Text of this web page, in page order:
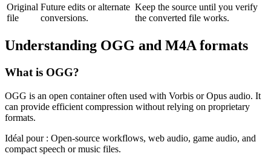
Original
file
Future edits or alternate
conversions.
Keep the source until you verify
the converted file works.
Understanding OGG and M4A formats
What is OGG?
OGG is an open container often used with Vorbis or Opus audio. It
can provide efficient compression without relying on proprietary
formats.
Idéal pour : Open-source workflows, web audio, game audio, and
compact speech or music files.